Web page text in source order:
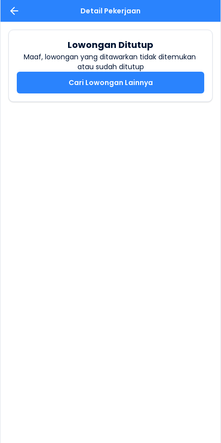
Detail Pekerjaan
Lowongan Ditutup
Maaf, lowongan yang ditawarkan tidak ditemukan
atau sudah ditutup
Cari Lowongan Lainnya